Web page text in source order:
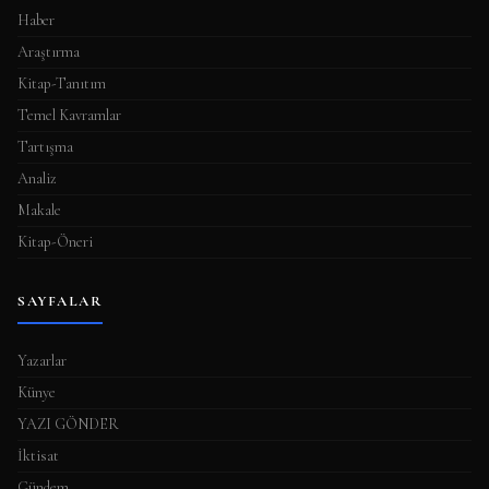
a
s
ı
Haber
Araştırma
Kitap-Tanıtım
Temel Kavramlar
Tartışma
Analiz
Makale
Kitap-Öneri
SAYFALAR
Yazarlar
Künye
YAZI GÖNDER
İktisat